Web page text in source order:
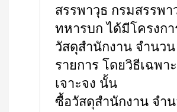
สรรพาวุธ กรมสรรพา
ทหารบก ได้มีโครงก
วัสดุสำนักงาน จำนวน
รายการ โดยวิธีเฉพาะ
เจาะจง นั้น
ซื้อวัสดุสำนักงาน จำ